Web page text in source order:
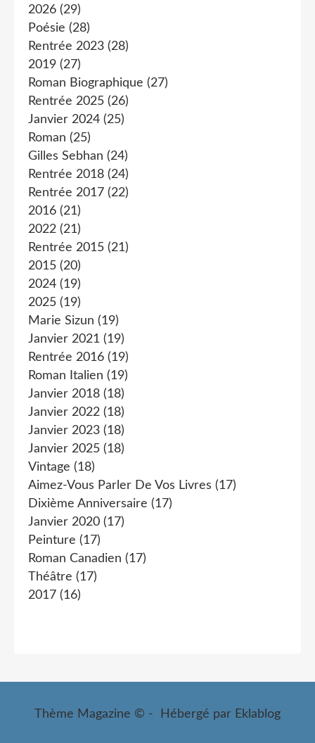
2026 (29)
Poésie (28)
Rentrée 2023 (28)
2019 (27)
Roman Biographique (27)
Rentrée 2025 (26)
Janvier 2024 (25)
Roman (25)
Gilles Sebhan (24)
Rentrée 2018 (24)
Rentrée 2017 (22)
2016 (21)
2022 (21)
Rentrée 2015 (21)
2015 (20)
2024 (19)
2025 (19)
Marie Sizun (19)
Janvier 2021 (19)
Rentrée 2016 (19)
Roman Italien (19)
Janvier 2018 (18)
Janvier 2022 (18)
Janvier 2023 (18)
Janvier 2025 (18)
Vintage (18)
Aimez-Vous Parler De Vos Livres (17)
Dixième Anniversaire (17)
Janvier 2020 (17)
Peinture (17)
Roman Canadien (17)
Théâtre (17)
2017 (16)
Thème Magazine © - Hébergé par Eklablog